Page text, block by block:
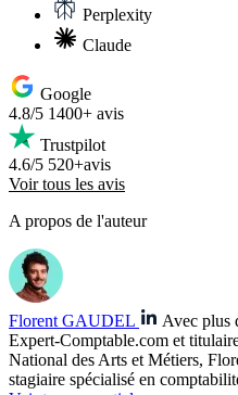
Perplexity
Claude
Google
4.8/5 1400+ avis
Trustpilot
4.6/5 520+avis
Voir tous les avis
A propos de l'auteur
Florent GAUDEL
Avec plus
Expert-Comptable.com et
National des Arts et Métiers,
stagiaire spécialisé en